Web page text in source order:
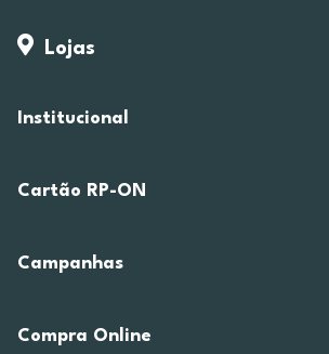
Lojas
Institucional
Cartão RP-ON
Campanhas
Compra Online